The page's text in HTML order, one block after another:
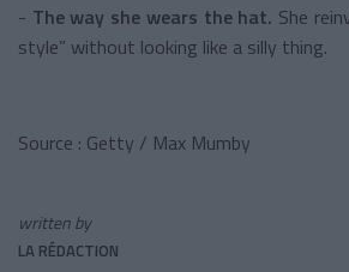
- The way she wears the hat. She
style” without looking like a silly thing.
Source : Getty / Max Mumby
written by
LA RÉDACTION